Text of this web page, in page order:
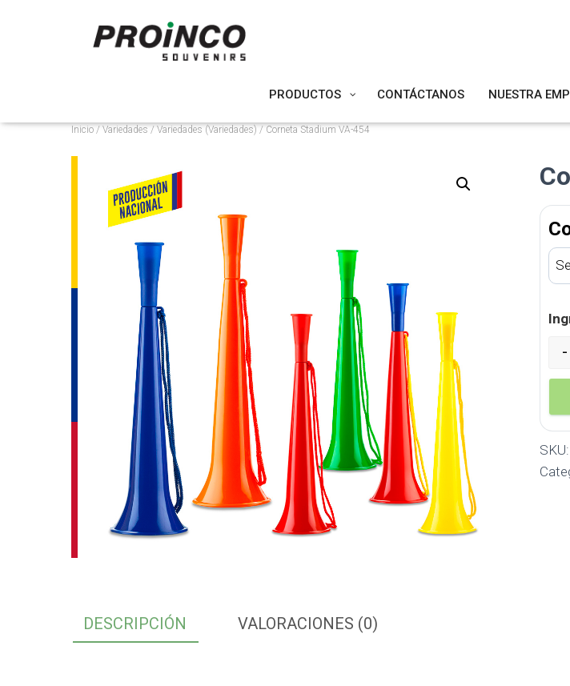
PRODUCTOS CONTÁCTANOS NUESTRA
Inicio/ Variedades / Variedades (Variedades) / Corneta Stadium VA-454
-
SKU:
DESCRIPCIÓN VALORACIONES (0)